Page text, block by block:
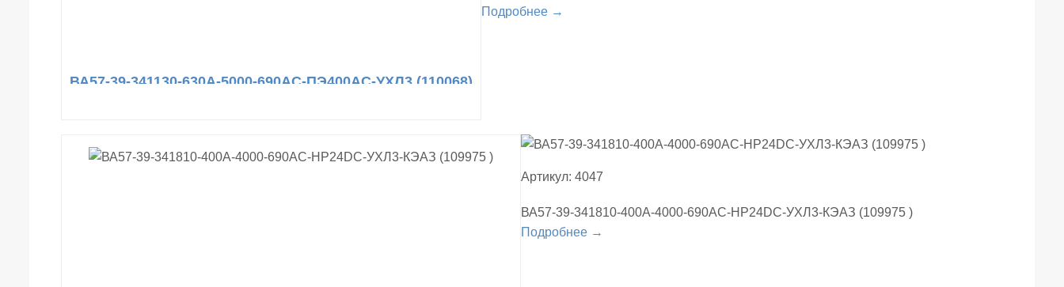
ВА57-39-341130-630А-5000-690AC-ПЭ400AC-УХЛ3 (110068)
Подробнее →
Артикул: 4047
ВА57-39-341810-400А-4000-690AC-НР24DC-УХЛ3-КЭАЗ (109975 )
Подробнее →